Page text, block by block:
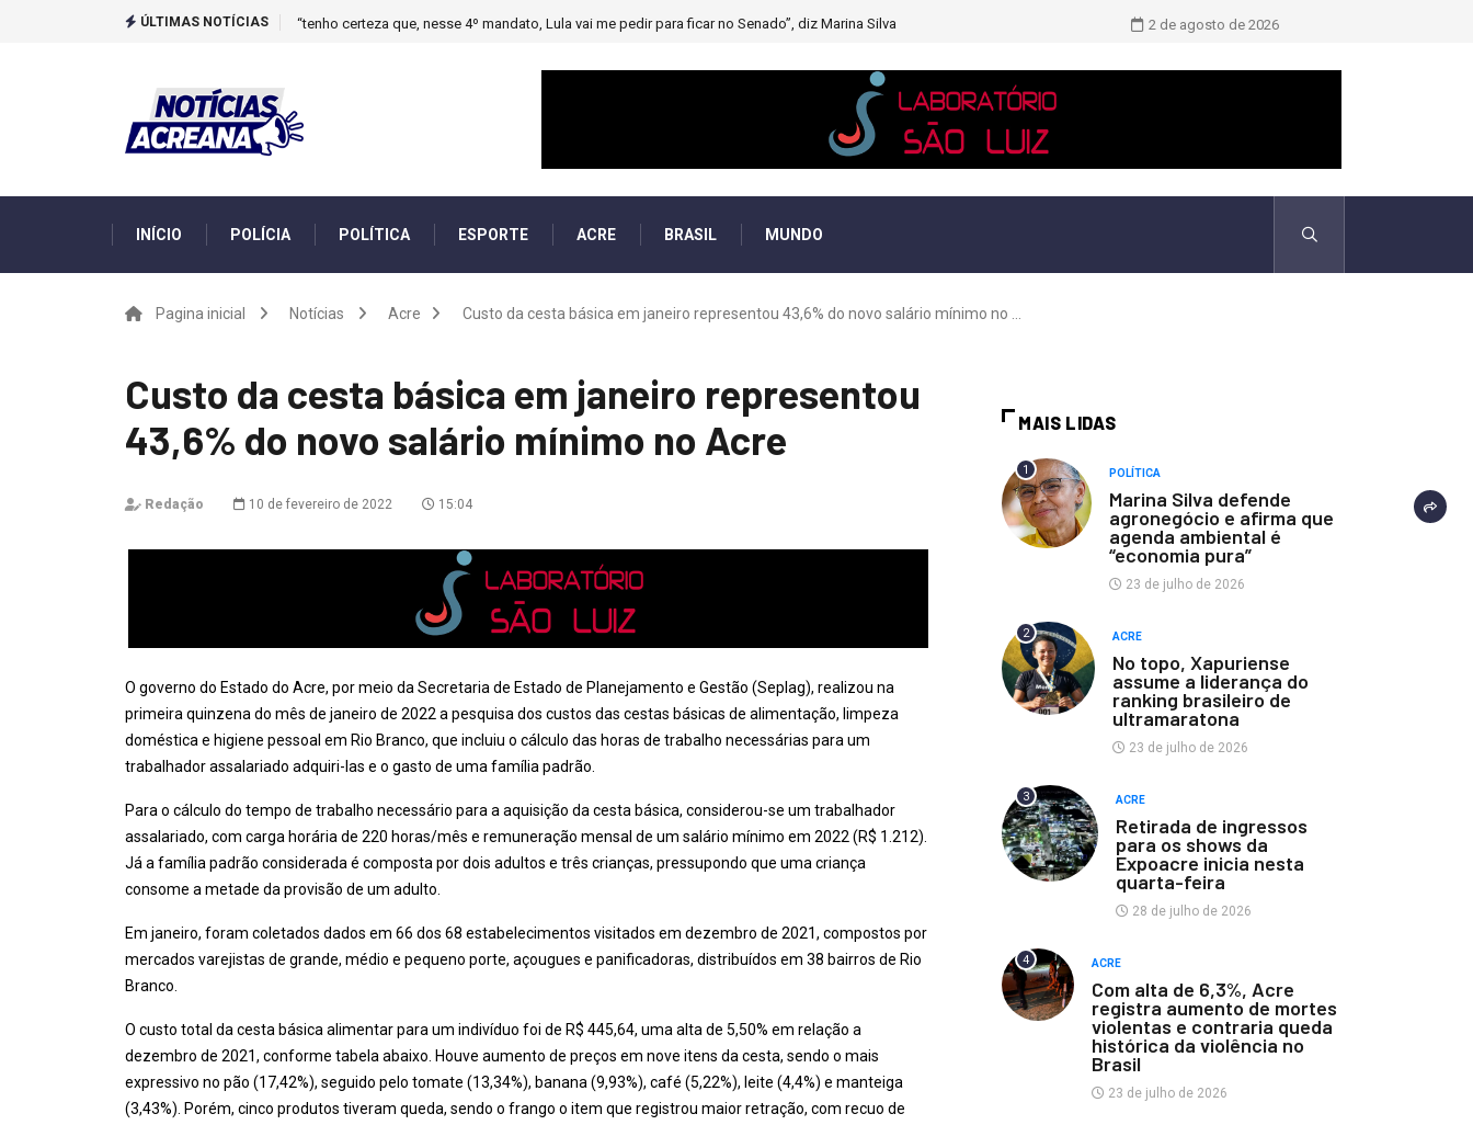
ÚLTIMAS NOTÍCIAS “tenho certeza que, nesse 4º mandato, Lula vai me pedir para ficar no Senado”, diz Marina Silva Novo boletim indica El Niño ‘muito
2 de agosto de 2026
INÍCIO POLÍCIA POLÍTICA ESPORTE ACRE BRASIL MUNDO
Pagina inicial Notícias Acre Custo da cesta básica em janeiro representou 43,6% do novo salário mínimo no ...
Custo da cesta básica em janeiro representou
43,6% do novo salário mínimo no Acre
Redação 10 de fevereiro de 2022 15:04
O governo do Estado do Acre, por meio da Secretaria de Estado de Planejamento e Gestão (Seplag), realizou na
primeira quinzena do mês de janeiro de 2022 a pesquisa dos custos das cestas básicas de alimentação, limpeza
doméstica e higiene pessoal em Rio Branco, que incluiu o cálculo das horas de trabalho necessárias para um
trabalhador assalariado adquiri-las e o gasto de uma família padrão.
Para o cálculo do tempo de trabalho necessário para a aquisição da cesta básica, considerou-se um trabalhador
assalariado, com carga horária de 220 horas/mês e remuneração mensal de um salário mínimo em 2022 (R$ 1.212).
Já a família padrão considerada é composta por dois adultos e três crianças, pressupondo que uma criança
consome a metade da provisão de um adulto.
Em janeiro, foram coletados dados em 66 dos 68 estabelecimentos visitados em dezembro de 2021, compostos por
mercados varejistas de grande, médio e pequeno porte, açougues e panificadoras, distribuídos em 38 bairros de Rio
Branco.
O custo total da cesta básica alimentar para um indivíduo foi de R$ 445,64, uma alta de 5,50% em relação a
dezembro de 2021, conforme tabela abaixo. Houve aumento de preços em nove itens da cesta, sendo o mais
expressivo no pão (17,42%), seguido pelo tomate (13,34%), banana (9,93%), café (5,22%), leite (4,4%) e manteiga
(3,43%). Porém, cinco produtos tiveram queda, sendo o frango o item que registrou maior retração, com recuo de
MAIS LIDAS
1 POLÍTICA
Marina Silva defende
agronegócio e afirma que
agenda ambiental é
“economia pura”
23 de julho de 2026
2 ACRE
No topo, Xapuriense
assume a liderança do
ranking brasileiro de
ultramaratona
23 de julho de 2026
3 ACRE
Retirada de ingressos
para os shows da
Expoacre inicia nesta
quarta-feira
28 de julho de 2026
4 ACRE
Com alta de 6,3%, Acre
registra aumento de mortes
violentas e contraria queda
histórica da violência no
Brasil
23 de julho de 2026